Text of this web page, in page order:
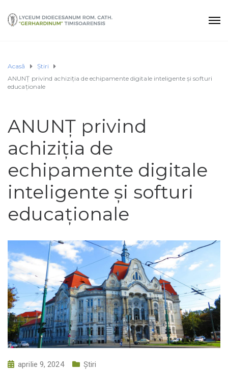
Acasă
Știri
ANUNȚ privind achiziția de echipamente digitale inteligente și softuri
educaționale
ANUNȚ privind
achiziția de
echipamente digitale
inteligente și softuri
educaționale
aprilie 9, 2024 Știri